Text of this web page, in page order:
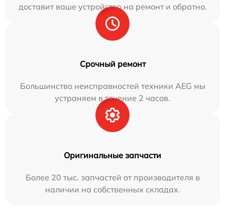
доставит ваше устройство на ремонт и обратно.
Срочный ремонт
Большинство неисправностей техники AEG мы
устраняем в течение 2 часов.
Оригинальные запчасти
Более 20 тыс. запчастей от производителя в
наличии на собственных складах.